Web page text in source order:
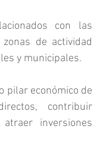
con las
de actividad
y municipales.
pilar económico de
contribuir
inversiones